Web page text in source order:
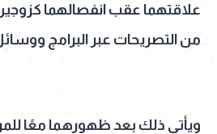
علاقتهما عقب انفصالهما
من التصريحات عبر البرامج
ويأتي ذلك بعد ظهورهما معًا